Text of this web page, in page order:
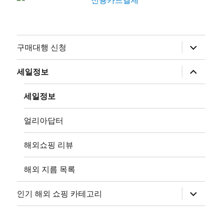
구매대행 신청
위
메
뉴
확
장
세일정보
위
메
장
세일정보
얼리아답터
해외쇼핑 리뷰
해외 지름 목록
인기 해외 쇼핑 카테고리
위